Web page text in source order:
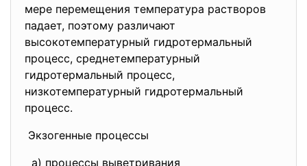
мере перемещения температура растворов
падает, поэтому различают
высокотемпературный гидротермальный
процесс, среднетемпературный
гидротермальный процесс,
низкотемпературный гидротермальный
процесс.
Экзогенные процессы
а) процессы выветривания